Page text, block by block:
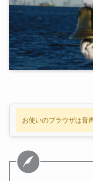
お使いのブラウザは音